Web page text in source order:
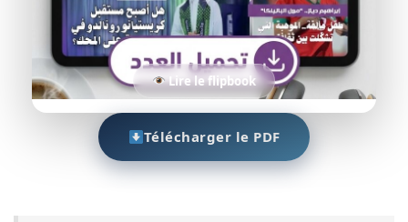
Lire le flipbook
Télécharger le PDF